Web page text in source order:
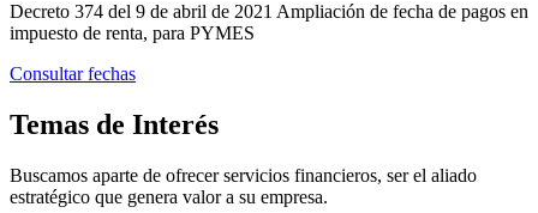
Decreto 374 del 9 de abril de 2021 Ampliación de fecha de pagos en
impuesto de renta, para PYMES
Consultar fechas
Temas de Interés
Buscamos aparte de ofrecer servicios financieros, ser el aliado
estratégico que genera valor a su empresa.